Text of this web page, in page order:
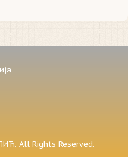
All Rights Reserved.